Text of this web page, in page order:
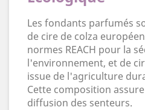
Les fondants parfumés
de cire de colza
normes REACH pour la
l'environnement, et de
issue de l'agriculture
Cette composition
diffusion des senteurs.